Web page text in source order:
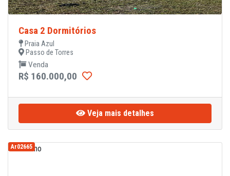
Casa 2 Dormitórios
Praia Azul
Passo de Torres
Venda
R$ 160.000,00
Veja mais detalhes
Ar02665